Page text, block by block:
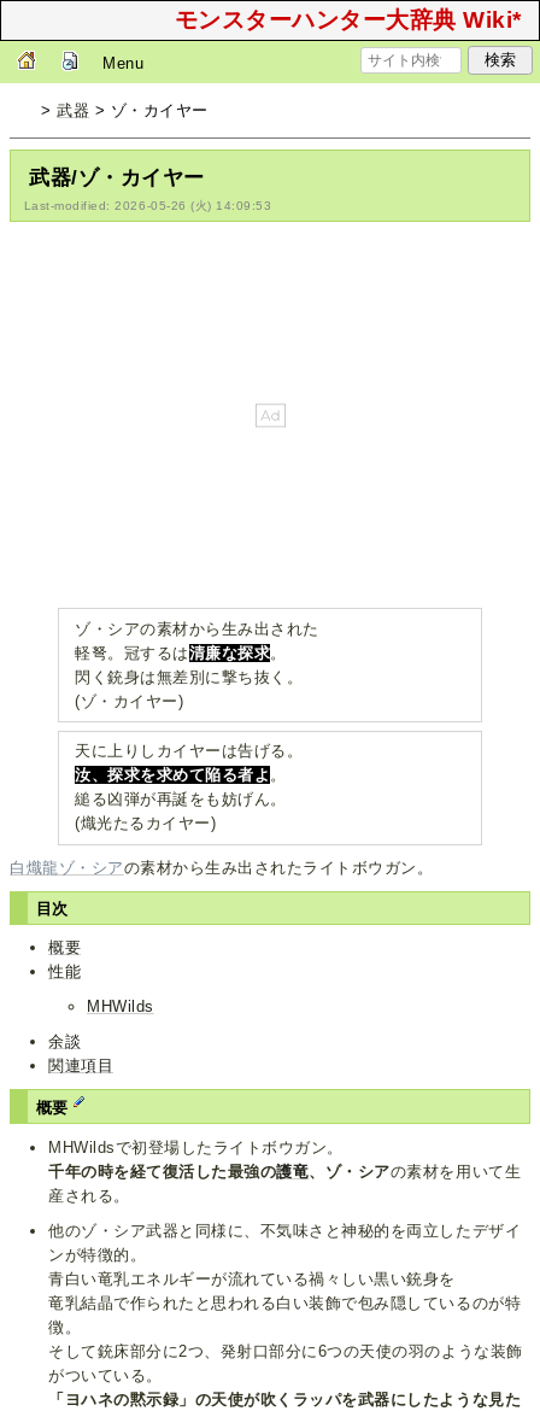
モンスターハンター大辞典 Wiki*
Menu
>武器 > ゾ・カイヤー
武器/ゾ・カイヤー
Last-modified: 2026-05-26 (火) 14:09:53
ゾ・シアの素材から生み出された
軽弩。冠するは清廉な探求。
閃く銃身は無差別に撃ち抜く。
(ゾ・カイヤー)
天に上りしカイヤーは告げる。
汝、探求を求めて陥る者よ 。
縋る凶弾が再誕をも妨げん。
(熾光たるカイヤー)
白熾龍ゾ・シアの素材から生み出されたライトボウガン。
目次
概要
性能
MHWilds
余談
関連項目
概要
MHWildsで初登場したライトボウガン。
千年の時を経て復活した最強の護竜、ゾ・シアの素材を用いて生
産される。
他のゾ・シア武器と同様に、不気味さと神秘的を両立したデザイ
ンが特徴的。
青白い竜乳エネルギーが流れている禍々しい黒い銃身を
竜乳結晶で作られたと思われる白い装飾で包み隠しているのが特
徴。
そして銃床部分に2つ、発射口部分に6つの天使の羽のような装飾
がついている。
「ヨハネの黙示録」の天使が吹くラッパを武器にしたような見た